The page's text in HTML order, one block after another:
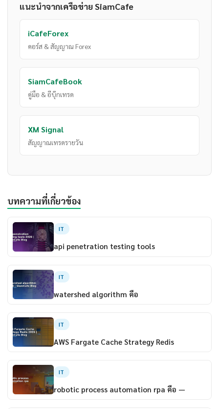
แนะนำจากเครือข่าย SiamCafe
iCafeForex
คอร์ส & สัญญาณ Forex
SiamCafeBook
คู่มือ & อีบุ๊กเทรด
XM Signal
สัญญาณเทรดรายวัน
บทความที่เกี่ยวข้อง
IT
api penetration testing tools
IT
watershed algorithm คือ
IT
AWS Fargate Cache Strategy Redis
IT
robotic process automation rpa คือ —